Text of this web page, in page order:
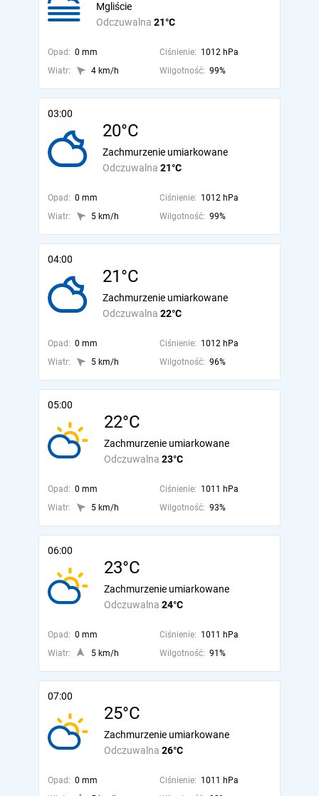
Odczuwalna 21°C
Mgliście
Opad: 0 mm Ciśnienie: 1012 hPa
Wiatr:
4 km/h Wilgotność: 99%
03:00
20°C
Odczuwalna 21°C
Zachmurzenie umiarkowane
Opad: 0 mm Ciśnienie: 1012 hPa
Wiatr:
5 km/h Wilgotność: 99%
04:00
21°C
Odczuwalna 22°C
Zachmurzenie umiarkowane
Opad: 0 mm Ciśnienie: 1012 hPa
Wiatr:
5 km/h Wilgotność: 96%
05:00
22°C
Odczuwalna 23°C
Zachmurzenie umiarkowane
Opad: 0 mm Ciśnienie: 1011 hPa
Wiatr:
5 km/h Wilgotność: 93%
06:00
23°C
Odczuwalna 24°C
Zachmurzenie umiarkowane
Opad: 0 mm Ciśnienie: 1011 hPa
Wiatr:
5 km/h Wilgotność: 91%
07:00
25°C
Odczuwalna 26°C
Zachmurzenie umiarkowane
Opad: 0 mm Ciśnienie: 1011 hPa